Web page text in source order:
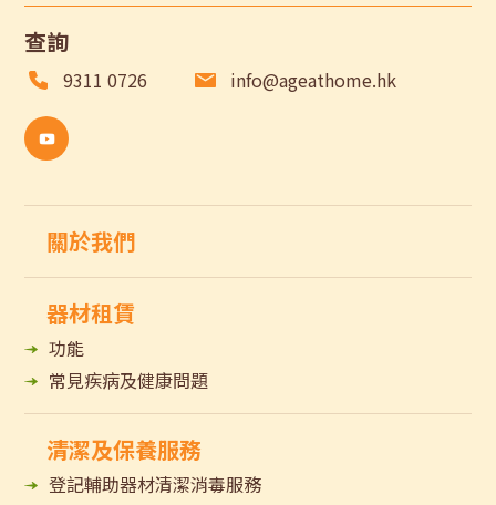
查詢
9311 0726 info@ageathome.hk
關於我們
器材租賃
功能
常見疾病及健康問題
清潔及保養服務
登記輔助器材清潔消毒服務